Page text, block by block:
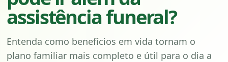
assistência funeral?
Entenda como benefícios em vida tornam o
plano familiar mais completo e útil para o dia a